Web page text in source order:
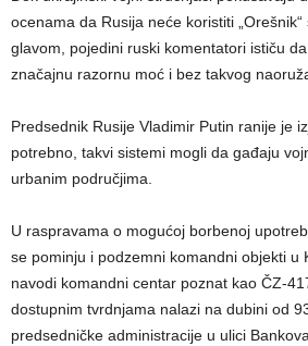
ocenama da Rusija neće koristiti
glavom, pojedini ruski komentatori ističu
značajnu razornu moć i bez takvog
Predsednik Rusije Vladimir Putin ranije je
potrebno, takvi sistemi mogli da gađaju
urbanim područjima.
U raspravama o mogućoj borbenoj
se pominju i podzemni komandni objekti u
navodi komandni centar poznat kao ČZ-
dostupnim tvrdnjama nalazi na dubini od
predsedničke administracije u ulici